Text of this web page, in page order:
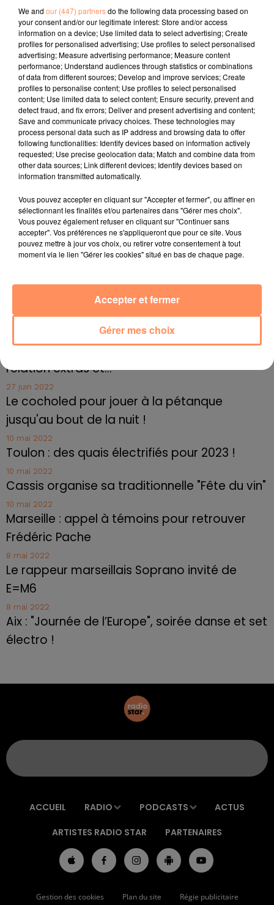
patients transfusés.
10 000 dons nécessaires par jour
Pour donner son sang, il faut être âgé de 18 à 70 ans,
peser au moins 50 kilos et se munir d'une pièce
d'identité pour son premier don. Les donneurs (de 18 à
65 ans) du groupe sanguin AB sont particulièrement
recherchés car ils sont "donneurs universels" de
plasma: le leur peut être transfusé à tous les malades.
Or seulement 4% des Français sont "AB".
Quelque 10.000 dons de sang sont nécessaires chaque
jour, pour un million de patients soignés avec des
produits sanguins chaque année. 1.613.084 personnes
ont donné leur sang en 2017, dont 287.489 pour la
première fois, et la moitié âgées de moins de 40 ans.
Pour en savoir plus:www.dondesang.efs.sante.fr
Radio Star Live avec Dadju
Marseille : une application pour mettre en
relation extras et...
27 juin 2022
Le cocholed pour jouer à la pétanque
jusqu'au bout de la nuit !
10 mai 2022
Toulon : des quais électrifiés pour 2023 !
10 mai 2022
Cassis organise sa traditionnelle "Fête du vin"
10 mai 2022
Marseille : appel à témoins pour retrouver
Frédéric Pache
8 mai 2022
Le rappeur marseillais Soprano invité de
E=M6
8 mai 2022
Aix : "Journée de l’Europe", soirée danse et set
électro !
ACCUEIL RADIO PODCASTS ACTUS
ARTISTES RADIO STAR PARTENAIRES
Gestion des cookies Plan du site Régie publicitaire
We and our (447) partnersdo the following data processing based on
your consent and/or our legitimate interest: Store and/or access
information on a device; Use limited data to select advertising; Create
profiles for personalised advertising; Use profiles to select personalised
advertising; Measure advertising performance; Measure content
performance; Understand audiences through statistics or combinations
of data from different sources; Develop and improve services; Create
profiles to personalise content; Use profiles to select personalised
content; Use limited data to select content; Ensure security, prevent and
detect fraud, and fix errors; Deliver and present advertising and content;
Save and communicate privacy choices. These technologies may
process personal data such as IP address and browsing data to offer
following functionalities: Identify devices based on information actively
requested; Use precise geolocation data; Match and combine data from
other data sources; Link different devices; Identify devices based on
information transmitted automatically.
Vous pouvez accepter en cliquant sur "Accepter et fermer", ou affiner en
sélectionnant les finalités et/ou partenaires dans "Gérer mes choix".
Vous pouvez également refuser en cliquant sur "Continuer sans
accepter". Vos préférences ne s'appliqueront que pour ce site. Vous
pouvez mettre à jour vos choix, ou retirer votre consentement à tout
moment via le lien "Gérer les cookies" situé en bas de chaque page.
Gérer mes choix
Accepter et fermer